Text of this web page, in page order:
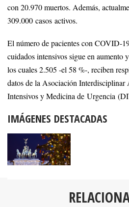
con 20.970 muertos. Además,
309.000 casos activos.
El número de pacientes con COVID-
cuidados intensivos sigue en aumento
los cuales 2.505 -el 58 %-, reciben
datos de la Asociación Interdisciplinar
Intensivos y Medicina de Urgencia
IMÁGENES DESTACADAS